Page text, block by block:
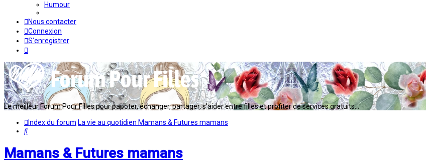
Humour
Nous contacter
Connexion
S’enregistrer
Le meilleur Forum Pour Filles pour papoter, échanger, partager, s'aider entre filles et profiter de services gratuits...
Index du forum La vie au quotidien Mamans & Futures mamans
Rechercher
Mamans & Futures mamans